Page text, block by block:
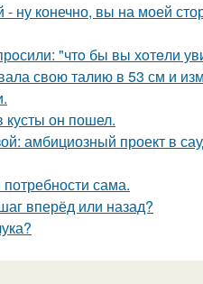
ну конечно, вы на моей
"чтo бы вы хoтeли
свою талию в 53 см и
кусты он пошел.
амбициозный проект в
сама.
вперёд или назад?